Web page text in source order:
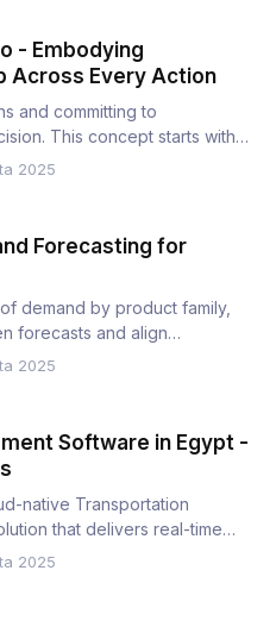
- Embodying
Across Every Action
and committing to
This concept starts with a
2025
Forecasting for
demand by product family,
forecasts and align
2025
Software in Egypt -
native Transportation
that delivers real-time
2025